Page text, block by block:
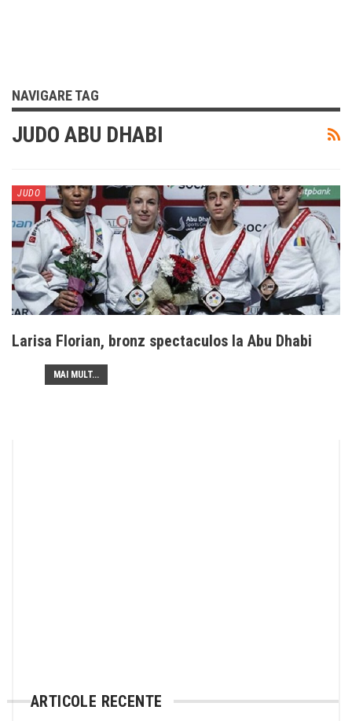
NAVIGARE TAG
JUDO ABU DHABI
JUDO
Larisa Florian, bronz spectaculos la Abu Dhabi
MAI MULT...
ARTICOLE RECENTE